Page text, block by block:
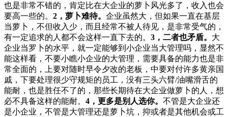
也是非常不错的，肯定比在大企业的萝卜风光多了，收入也会
要高一些的。 2，萝卜难待。 企业虽然大，但如果一直在基层
当萝卜，不但收入少，而且经常不被人待见，是非常受气的，
有一定追求的人都不会这样一直下去的。 3，二者也矛盾。 大
企业当罗卜的水平，就一定能够到小企业当大管理吗，显然不
能这样看，不要小瞧小企业的大管理，需要具备的能力也是非
常全面的，上要对随时早令夕改的老板，中要对付许多黄亲国
戚，下要处理很少守规矩的员工，没有三头六臂/油嘴滑舌的
能耐，也是胜任不了的，那些长期待在大企业做萝卜的人，想
必不具备这样的能耐。 4，更多是别人选你。 不管是大企业还
是小企业，不管是大管理还是萝卜坑，抑或者是其他机会或工